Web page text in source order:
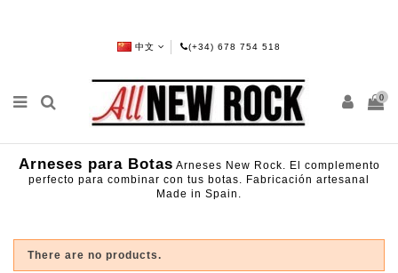
中文 (+34) 678 754 518
0
Arneses para Botas Arneses New Rock. El complemento
perfecto para combinar con tus botas. Fabricación artesanal
Made in Spain.
There are no products.